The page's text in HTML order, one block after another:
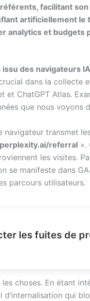
facilitant
artificiellement le
analytics et budgets
des navigateurs
dans la collecte
et ChatGPT Atlas.
que nous voyons
navigateur transmet
perplexity.ai/referral ».
les visites.
se manifeste dans
parcours utilisateurs.
les fuites de
choses. En étant
qui